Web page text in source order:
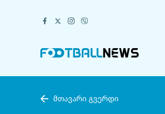
მთავარი გვერდი